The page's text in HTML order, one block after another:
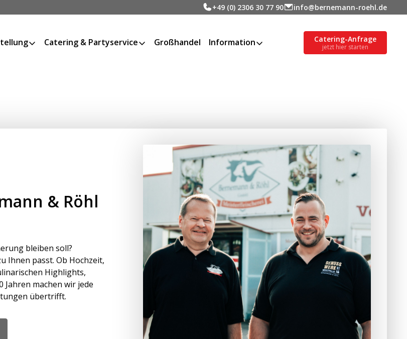
+49 (0) 2306 30 77 90 info@bernemann-roehl.de
Catering & Partyservice Großhandel Information Catering-Anfrage
jetzt hier starten
& Röhl
bleiben soll?
Ihnen passt. Ob Hochzeit,
Highlights,
Jahren machen wir jede
übertrifft.